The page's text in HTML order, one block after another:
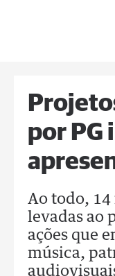
por PG
Ao todo,
levadas ao
ações que
música,